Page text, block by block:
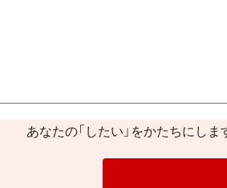
あなたの「したい」をかたちにし